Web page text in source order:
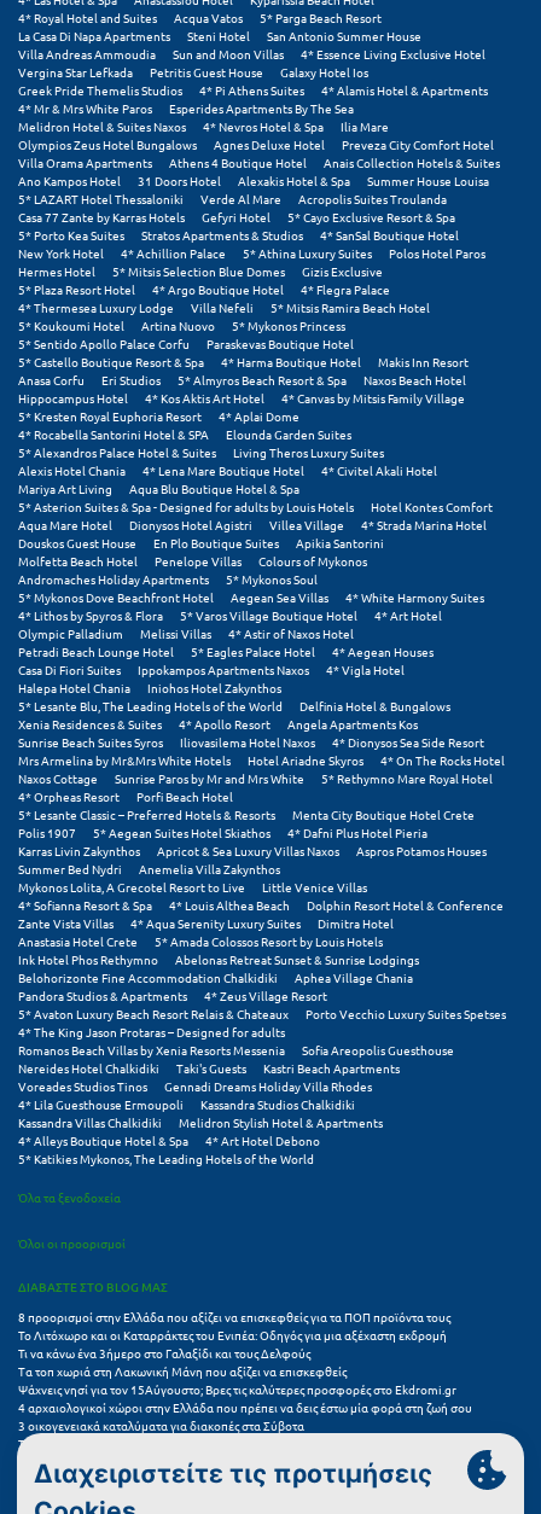
Σέριφος
Σέρρες
Σιθωνία
Σίκινος
Σίφνος
Σκαφιδιά Ηλείας
Σκιάθος
Σκόπελος
Σκύρος
Σούνιο
Σπάρτη
Σπέτσες
Σποράδες
Σύβοτα
Σύμη
Σύρος
Σχοινούσα
Τ
Τζουμέρκα
Τήνος
Τολό
Τριζόνια Φωκίδος
Τρίκαλα
Τρίκαλα Κορινθίας
Τρίπολη
Τυρός
Ύδρα
Φ
Φιλιατρά Μεσσηνίας
Φλώρινα
4* Royal Hotel and Suites
Acqua Vatos
5* Parga Beach Resort
La Casa Di Napa Apartments
Steni Hotel
San Antonio Summer House
Villa Andreas Ammoudia
Sun and Moon Villas
4* Essence Living Exclusive Hotel
Vergina Star Lefkada
Petritis Guest House
Galaxy Hotel Ios
Greek Pride Themelis Studios
4* Pi Athens Suites
4* Alamis Hotel & Apartments
4* Mr & Mrs White Paros
Esperides Apartments By The Sea
Melidron Hotel & Suites Naxos
4* Nevros Hotel & Spa
Ilia Mare
Olympios Zeus Hotel Bungalows
Agnes Deluxe Hotel
Preveza City Comfort Hotel
Villa Orama Apartments
Athens 4 Boutique Hotel
Anais Collection Hotels & Suites
Ano Kampos Hotel
31 Doors Hotel Alexakis Hotel & Spa
Summer House Louisa
5* LAZART Hotel Thessaloniki
Verde Al Mare
Acropolis Suites Troulanda
Casa 77 Zante by Karras Hotels
Gefyri Hotel
5* Cayo Exclusive Resort & Spa
5* Porto Kea Suites
Stratos Apartments & Studios
4* SanSal Boutique Hotel
New York Hotel
4* Achillion Palace 5* Athina Luxury Suites
Polos Hotel Paros
Hermes Hotel
5* Mitsis Selection Blue Domes
Gizis Exclusive
5* Plaza Resort Hotel
4* Argo Boutique Hotel
4* Flegra Palace
4* Thermesea Luxury Lodge
Villa Nefeli
5* Mitsis Ramira Beach Hotel
5* Koukoumi Hotel
Artina Nuovo
5* Mykonos Princess
5* Sentido Apollo Palace Corfu
Paraskevas Boutique Hotel
5* Castello Boutique Resort & Spa
4* Harma Boutique Hotel
Makis Inn Resort
Anasa Corfu
Eri Studios 5* Almyros Beach Resort & Spa
Naxos Beach Hotel
Hippocampus Hotel
4* Kos Aktis Art Hotel
4* Canvas by Mitsis Family Village
5* Kresten Royal Euphoria Resort
4* Aplai Dome
4* Rocabella Santorini Hotel & SPA
Elounda Garden Suites
5* Alexandros Palace Hotel & Suites
Living Theros Luxury Suites
Alexis Hotel Chania
4* Lena Mare Boutique Hotel
4* Civitel Akali Hotel
Mariya Art Living
Aqua Blu Boutique Hotel & Spa
5* Asterion Suites & Spa - Designed for adults by Louis Hotels
Hotel Kontes Comfort
Aqua Mare Hotel
Dionysos Hotel Agistri Villea Village
4* Strada Marina Hotel
Douskos Guest House
En Plo Boutique Suites
Apikia Santorini
Molfetta Beach Hotel
Penelope Villas
Colours of Mykonos
Andromaches Holiday Apartments
5* Mykonos Soul
5* Mykonos Dove Beachfront Hotel
Aegean Sea Villas
4* White Harmony Suites
4* Lithos by Spyros & Flora
5* Varos Village Boutique Hotel
4* Art Hotel
Olympic Palladium
Melissi Villas
4* Astir of Naxos Hotel
Petradi Beach Lounge Hotel
5* Eagles Palace Hotel
4* Aegean Houses
Casa Di Fiori Suites
Ippokampos Apartments Naxos
4* Vigla Hotel
Halepa Hotel Chania
Iniohos Hotel Zakynthos
5* Lesante Blu, The Leading Hotels of the World
Delfinia Hotel & Bungalows
Xenia Residences & Suites
4* Apollo Resort
Angela Apartments Kos
Sunrise Beach Suites Syros
Iliovasilema Hotel Naxos
4* Dionysos Sea Side Resort
Mrs Armelina by Mr&Mrs White Hotels
Hotel Ariadne Skyros
4* On The Rocks Hotel
Naxos Cottage
Sunrise Paros by Mr and Mrs White
5* Rethymno Mare Royal Hotel
4* Orpheas Resort
Porfi Beach Hotel
5* Lesante Classic – Preferred Hotels & Resorts
Menta City Boutique Hotel Crete
Polis 1907
5* Aegean Suites Hotel Skiathos
4* Dafni Plus Hotel Pieria
Karras Livin Zakynthos
Apricot & Sea Luxury Villas Naxos
Aspros Potamos Houses
Summer Bed Nydri
Anemelia Villa Zakynthos
Mykonos Lolita, A Grecotel Resort to Live
Little Venice Villas
4* Sofianna Resort & Spa
4* Louis Althea Beach
Dolphin Resort Hotel & Conference
Zante Vista Villas
4* Aqua Serenity Luxury Suites
Dimitra Hotel
Anastasia Hotel Crete
5* Amada Colossos Resort by Louis Hotels
Ink Hotel Phos Rethymno
Abelonas Retreat Sunset & Sunrise Lodgings
Belohorizonte Fine Accommodation Chalkidiki
Aphea Village Chania
Pandora Studios & Apartments
4* Zeus Village Resort
5* Avaton Luxury Beach Resort Relais & Chateaux
Porto Vecchio Luxury Suites Spetses
4* The King Jason Protaras – Designed for adults
Romanos Beach Villas by Xenia Resorts Messenia
Sofia Areopolis Guesthouse
Nereides Hotel Chalkidiki
Taki's Guests
Kastri Beach Apartments
Voreades Studios Tinos
Gennadi Dreams Holiday Villa Rhodes
4* Lila Guesthouse Ermoupoli
Kassandra Studios Chalkidiki
Kassandra Villas Chalkidiki
Melidron Stylish Hotel & Apartments
4* Alleys Boutique Hotel & Spa
4* Art Hotel Debono
5* Katikies Mykonos, The Leading Hotels of the World
Όλα τα ξενοδοχεία
Όλοι οι προορισμοί
ΔΙΑΒΑΣΤΕ ΣΤΟ BLOG ΜΑΣ
8 προορισμοί στην Ελλάδα που αξίζει να επισκεφθείς για τα ΠΟΠ προϊόντα τους
Το Λιτόχωρο και οι Καταρράκτες του Ενιπέα: Οδηγός για μια αξέχαστη εκδρομή
Τι να κάνω ένα 3ήμερο στο Γαλαξίδι και τους Δελφούς
Τα τοπ χωριά στη Λακωνική Μάνη που αξίζει να επισκεφθείς
Ψάχνεις νησί για τον 15Αύγουστο; Βρες τις καλύτερες προσφορές στο Ekdromi.gr
4 αρχαιολογικοί χώροι στην Ελλάδα που πρέπει να δεις έστω μία φορά στη ζωή σου
3 οικογενειακά καταλύματα για διακοπές στα Σύβοτα
Τα 11 καλύτερα καλοκαιρινά resorts στην Ελλάδα
7 μικρά ελληνικά νησιά για αξέχαστες καλοκαιρινές διακοπές
5+1 ινσταγκραμικές παραλίες στην Ελλάδα που αξίζουν μια θέση στο feed σου